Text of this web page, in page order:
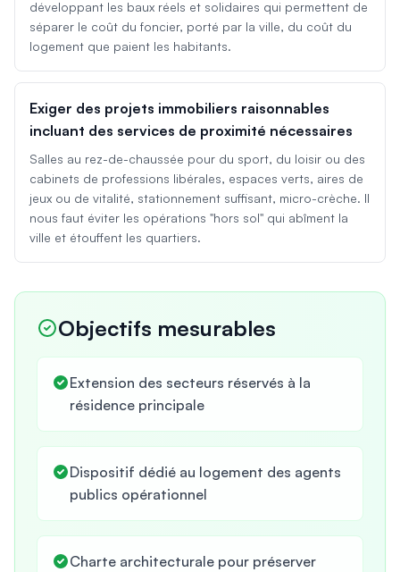
développant les baux réels et solidaires qui permettent de
séparer le coût du foncier, porté par la ville, du coût du
logement que paient les habitants.
Exiger des projets immobiliers raisonnables
incluant des services de proximité nécessaires
Salles au rez-de-chaussée pour du sport, du loisir ou des
cabinets de professions libérales, espaces verts, aires de
jeux ou de vitalité, stationnement suffisant, micro-crèche. Il
nous faut éviter les opérations "hors sol" qui abîment la
ville et étouffent les quartiers.
Objectifs mesurables
Extension des secteurs réservés à la
résidence principale
Dispositif dédié au logement des agents
publics opérationnel
Charte architecturale pour préserver